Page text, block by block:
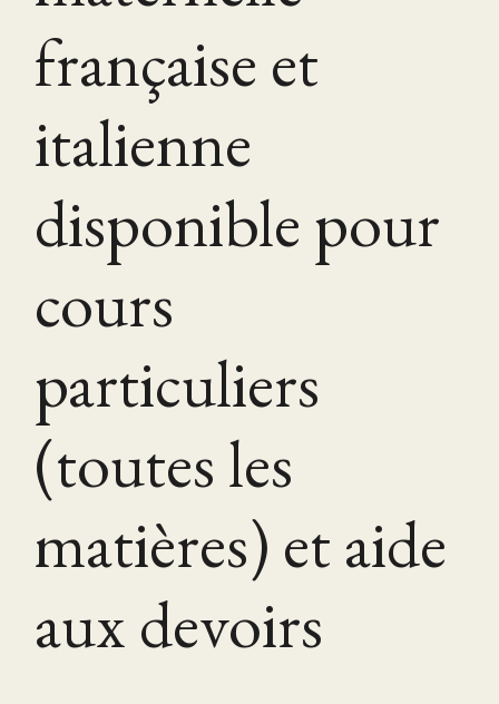
française et
italienne
disponible pour
cours
particuliers
(toutes les
matières) et aide
aux devoirs